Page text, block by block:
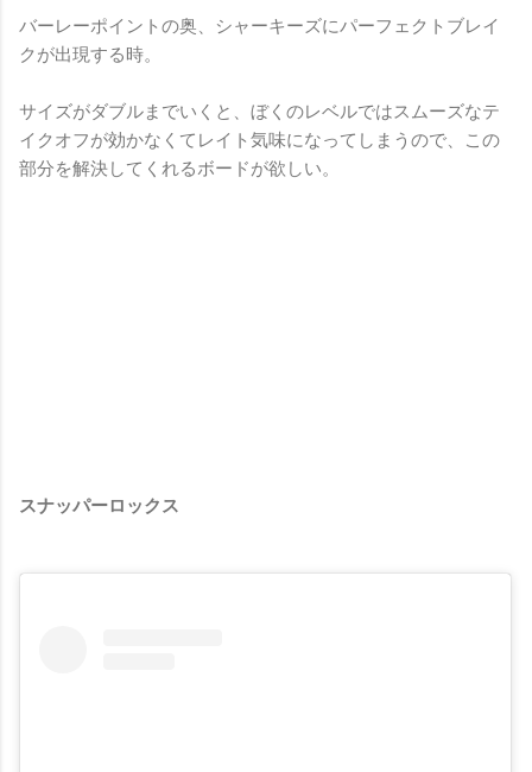
バーレーポイントの奥、シャーキーズにパーフェクトブレイ
クが出現する時。
サイズがダブルまでいくと、ぼくのレベルではスムーズなテ
イクオフが効かなくてレイト気味になってしまうので、この
部分を解決してくれるボードが欲しい。
スナッパーロックス